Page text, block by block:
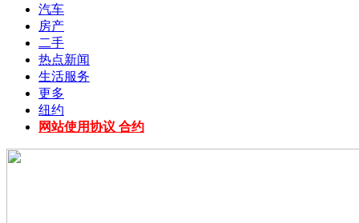
汽车
房产
二手
热点新闻
生活服务
更多
纽约
网站使用协议 合约